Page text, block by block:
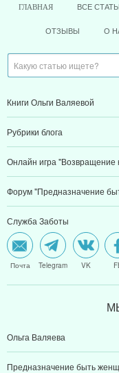
ГЛАВНАЯ ВСЕ
ОТЗЫВЫ О
Книги Ольги Валяевой
Рубрики блога
Онлайн игра "Возвращение
Форум "Предназначение
Служба Заботы
Почта Telegram VK
Ольга Валяева
Предназначение быть